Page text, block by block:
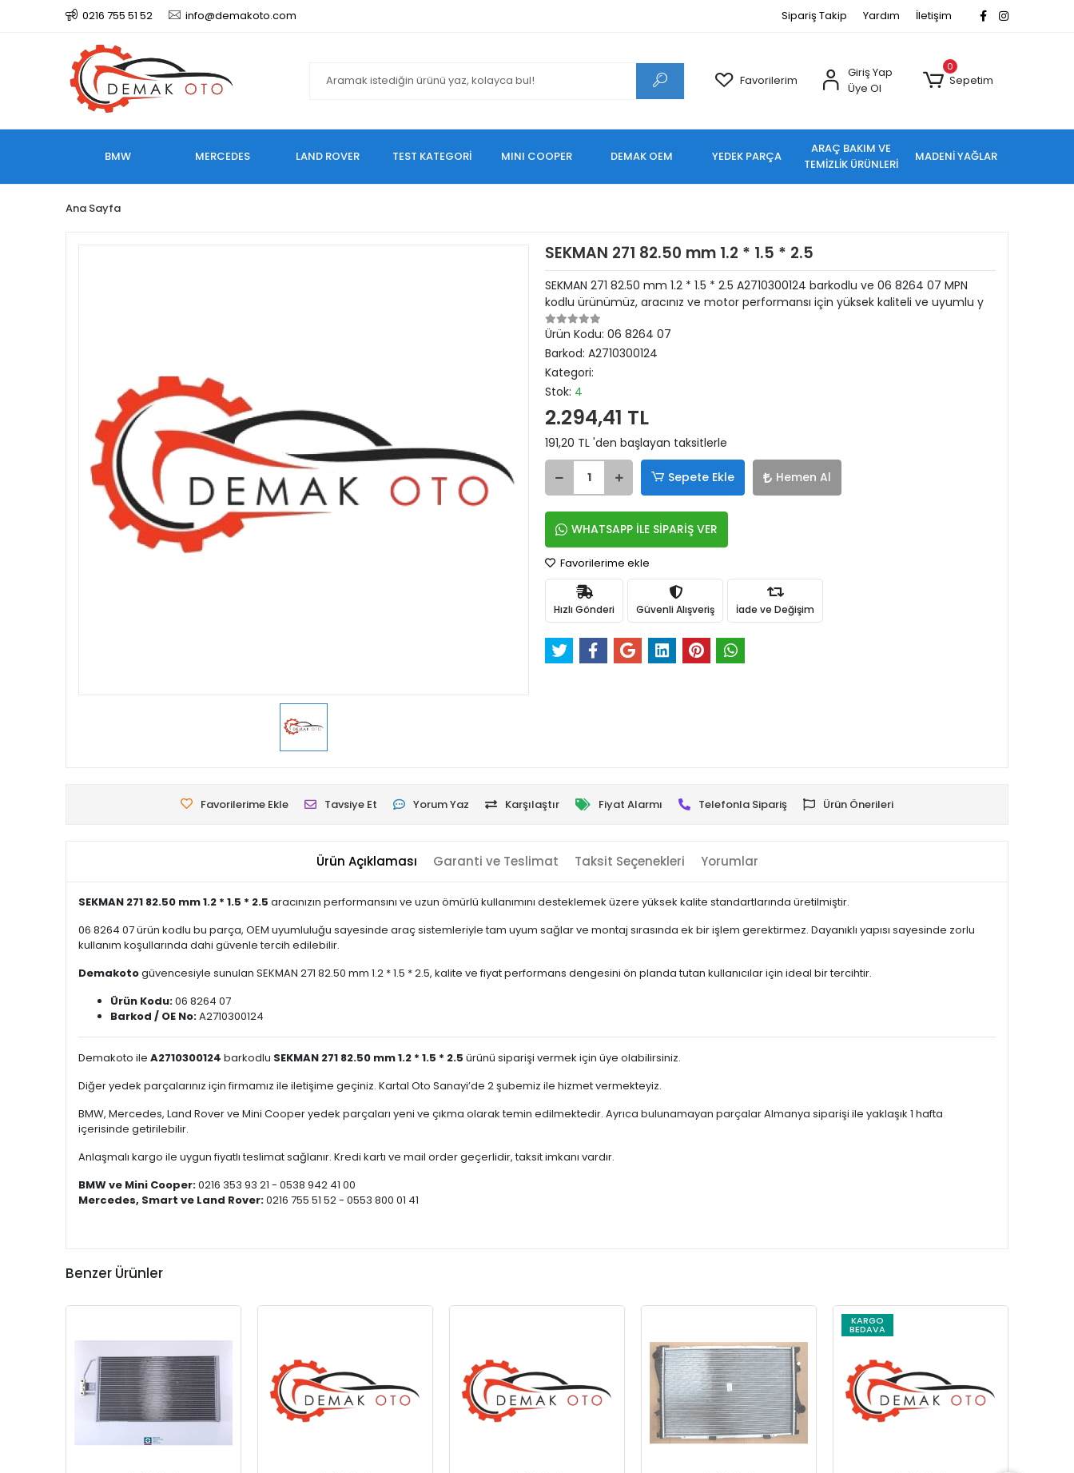
0216 755 51 52 info@demakoto.com Sipariş Takip Yardım İletişim
Favorilerim
Giriş Yap
Üye Ol
0
Sepetim
BMW MERCEDES LAND ROVER TEST KATEGORİ MINI COOPER DEMAK OEM YEDEK PARÇA
ARAÇ BAKIM VE
TEMİZLİK ÜRÜNLERİ
MADENİ YAĞLAR
Ana Sayfa
SEKMAN 271 82.50 mm 1.2 * 1.5 * 2.5
SEKMAN 271 82.50 mm 1.2 * 1.5 * 2.5 A2710300124 barkodlu ve 06 8264 07 MPN
kodlu ürünümüz, aracınız ve motor performansı için yüksek kaliteli ve uyumlu y
Ürün Kodu: 06 8264 07
Barkod: A2710300124
Kategori:
Stok: 4
2.294,41 TL
191,20 TL 'den başlayan taksitlerle
Sepete Ekle Hemen Al
WHATSAPP İLE SİPARİŞ VER
Favorilerime ekle
Hızlı Gönderi Güvenli Alışveriş İade ve Değişim
Favorilerime Ekle Tavsiye Et Yorum Yaz Karşılaştır Fiyat Alarmı Telefonla Sipariş Ürün Önerileri
Ürün Açıklaması Garanti ve Teslimat Taksit Seçenekleri Yorumlar
SEKMAN 271 82.50 mm 1.2 * 1.5 * 2.5 aracınızın performansını ve uzun ömürlü kullanımını desteklemek üzere yüksek kalite standartlarında üretilmiştir.
06 8264 07 ürün kodlu bu parça, OEM uyumluluğu sayesinde araç sistemleriyle tam uyum sağlar ve montaj sırasında ek bir işlem gerektirmez. Dayanıklı yapısı sayesinde zorlu
kullanım koşullarında dahi güvenle tercih edilebilir.
Demakotogüvencesiyle sunulan SEKMAN 271 82.50 mm 1.2 * 1.5 * 2.5, kalite ve fiyat performans dengesini ön planda tutan kullanıcılar için ideal bir tercihtir.
Ürün Kodu:06 8264 07
Barkod / OE No:A2710300124
Demakoto ile A2710300124 barkodlu SEKMAN 271 82.50 mm 1.2 * 1.5 * 2.5 ürünü siparişi vermek için üye olabilirsiniz.
Diğer yedek parçalarınız için firmamız ile iletişime geçiniz. Kartal Oto Sanayi’de 2 şubemiz ile hizmet vermekteyiz.
BMW, Mercedes, Land Rover ve Mini Cooper yedek parçaları yeni ve çıkma olarak temin edilmektedir. Ayrıca bulunamayan parçalar Almanya siparişi ile yaklaşık 1 hafta
içerisinde getirilebilir.
Anlaşmalı kargo ile uygun fiyatlı teslimat sağlanır. Kredi kartı ve mail order geçerlidir, taksit imkanı vardır.
BMW ve Mini Cooper:0216 353 93 21 - 0538 942 41 00
Mercedes, Smart ve Land Rover:0216 755 51 52 - 0553 800 01 41
Benzer Ürünler
KARGO
BEDAVA